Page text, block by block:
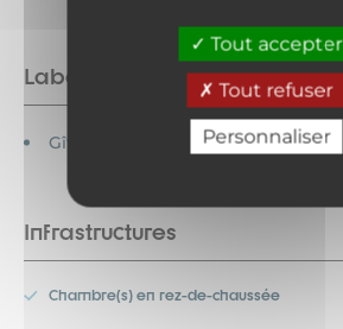
Tout accepter
Tout refuser
Personnaliser
Labels
Gîtes de France
Infrastructures
Chambre(s) en rez-de-chaussée